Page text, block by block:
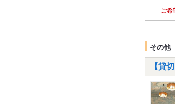
ご希
その他
【貸